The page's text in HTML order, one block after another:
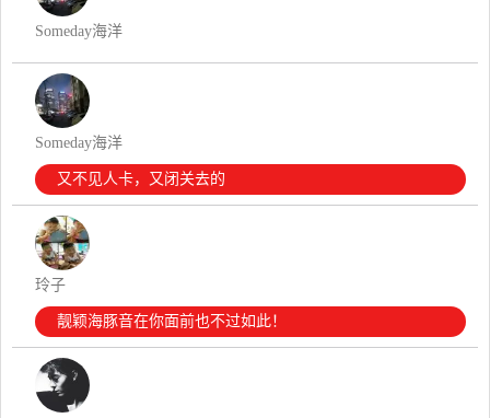
Someday海洋
Someday海洋
又不见人卡，又闭关去的
玲子
靓颖海豚音在你面前也不过如此！